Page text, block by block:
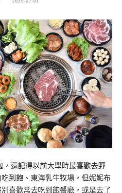
，還記得以前大學時最喜歡去野
到飽、東海乳牛牧場，但妮妮布
喜歡常去吃到飽餐廳，或是去了